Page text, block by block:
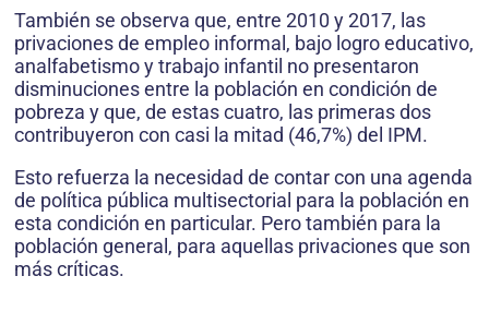
También se observa que, entre 2010 y 2017, las
privaciones de empleo informal, bajo logro educativo,
analfabetismo y trabajo infantil no presentaron
disminuciones entre la población en condición de
pobreza y que, de estas cuatro, las primeras dos
contribuyeron con casi la mitad (46,7%) del IPM.
Esto refuerza la necesidad de contar con una agenda
de política pública multisectorial para la población en
esta condición en particular. Pero también para la
población general, para aquellas privaciones que son
más críticas.